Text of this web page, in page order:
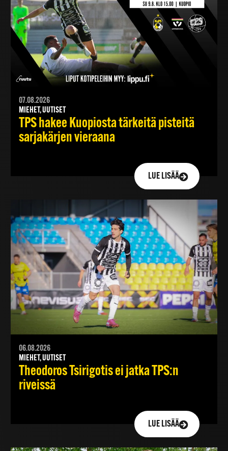
07.08.2026
MIEHET, UUTISET
TPS hakee Kuopiosta tärkeitä pisteitä
sarjakärjen vieraana
LUE LISÄÄ
06.08.2026
MIEHET, UUTISET
Theodoros Tsirigotis ei jatka TPS:n
riveissä
LUE LISÄÄ